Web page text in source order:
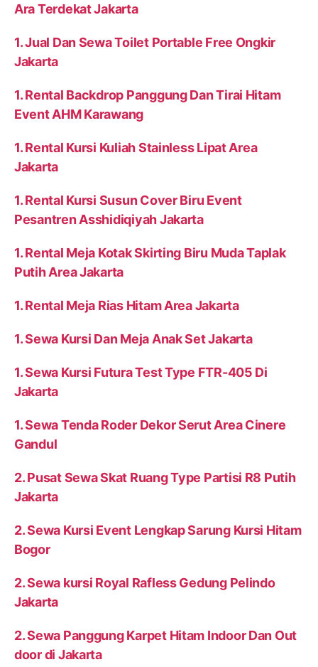
Ara Terdekat Jakarta
1. Jual Dan Sewa Toilet Portable Free Ongkir
Jakarta
1. Rental Backdrop Panggung Dan Tirai Hitam
Event AHM Karawang
1. Rental Kursi Kuliah Stainless Lipat Area
Jakarta
1. Rental Kursi Susun Cover Biru Event
Pesantren Asshidiqiyah Jakarta
1. Rental Meja Kotak Skirting Biru Muda Taplak
Putih Area Jakarta
1. Rental Meja Rias Hitam Area Jakarta
1. Sewa Kursi Dan Meja Anak Set Jakarta
1. Sewa Kursi Futura Test Type FTR-405 Di
Jakarta
1. Sewa Tenda Roder Dekor Serut Area Cinere
Gandul
2. Pusat Sewa Skat Ruang Type Partisi R8 Putih
Jakarta
2. Sewa Kursi Event Lengkap Sarung Kursi Hitam
Bogor
2. Sewa kursi Royal Rafless Gedung Pelindo
Jakarta
2. Sewa Panggung Karpet Hitam Indoor Dan Out
door di Jakarta